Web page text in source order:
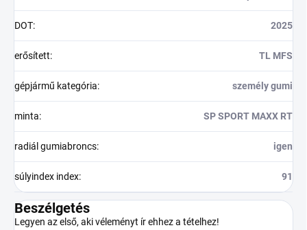
DOT: 2025
erősített: TL MFS
gépjármű kategória: személy gumi
minta: SP SPORT MAXX RT
radiál gumiabroncs: igen
súlyindex index: 91
Beszélgetés
Legyen az első, aki véleményt ír ehhez a tételhez!